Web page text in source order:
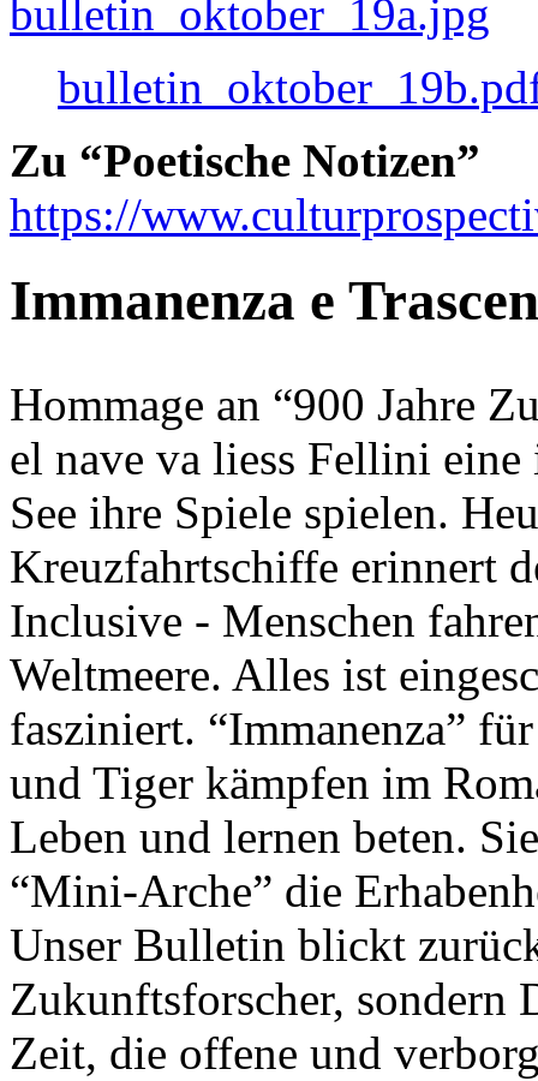
Zu “Poetische Notizen”
https://
Immanenza e
Hommage an “900 Jahre
el nave va liess Fellini
See ihre Spiele spielen.
Kreuzfahrtschiffe erinnert
Inclusive - Menschen
Weltmeere. Alles ist
fasziniert. “Immanenza”
und Tiger kämpfen im
Leben und lernen beten.
“Mini-Arche” die
Unser Bulletin blickt
Zukunftsforscher, sondern
Zeit, die offene und